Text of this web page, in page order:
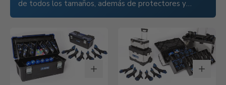
de todos los tamaños, además de protectores y
correas de repuesto.